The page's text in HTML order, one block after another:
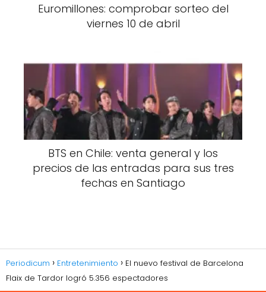
Euromillones: comprobar sorteo del
viernes 10 de abril
BTS en Chile: venta general y los
precios de las entradas para sus tres
fechas en Santiago
Periodicum Entretenimiento
El nuevo festival de Barcelona
Flaix de Tardor logró 5.356 espectadores